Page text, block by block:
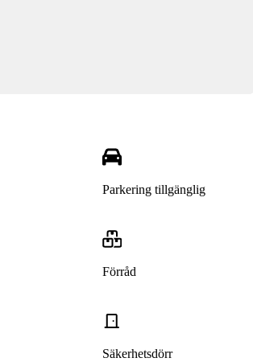
Parkering tillgänglig
Förråd
Säkerhetsdörr